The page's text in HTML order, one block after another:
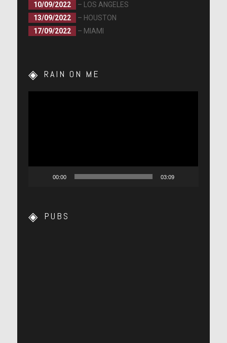
10/09/2022
– LOS ANGELES
13/09/2022
– HOUSTON
17/09/2022
– MIAMI
RAIN ON ME
00:00 03:09
PUBS